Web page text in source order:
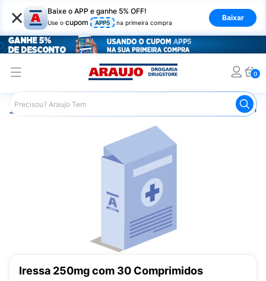
× Baixe o APP e ganhe 5% OFF!
Use o cupom APP5 na primeira compra
Baixar
0
Araujo Medicamentos
Iressa 250mg com 30 Comprimidos